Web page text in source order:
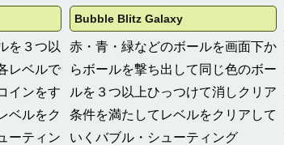
を３つ以
レベルで
インをす
ベルをク
ーティン
Bubble Blitz Galaxy
赤・青・緑などのボールを画面下か
らボールを撃ち出して同じ色のボー
ルを３つ以上ひっつけて消しクリア
条件を満たしてレベルをクリアして
いくバブル・シューティング